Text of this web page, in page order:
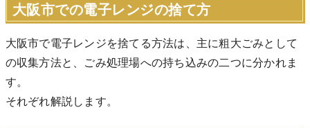
大阪市での電子レンジの捨て方
大阪市で電子レンジを捨てる方法は、主に粗大ごみとして
の収集方法と、ごみ処理場への持ち込みの二つに分かれま
す。
それぞれ解説します。